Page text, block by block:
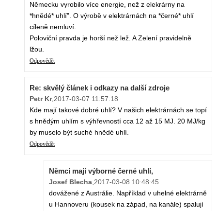
Německu vyrobilo více energie, než z elekrárny na
*hnědé* uhlí". O výrobě v elektrárnách na *černé* uhlí
cíleně nemluví.
Poloviční pravda je horší než lež. A Zelení pravidelně
lžou.
Odpovědět
Re: skvělý článek i odkazy na další zdroje
Petr Kr, 2017-03-07 11:57:18
Kde mají takové dobré uhlí? V našich elektrárnách se topí
s hnědým uhlím s výhřevností cca 12 až 15 MJ. 20 MJ/kg
by muselo být suché hnědé uhlí.
Odpovědět
Němci mají výborné černé uhlí,
Josef Blecha 2017-03-08 10:48:45
dovážené z Austrálie. Například v uhelné elektrárně
u Hannoveru (kousek na západ, na kanále) spalují